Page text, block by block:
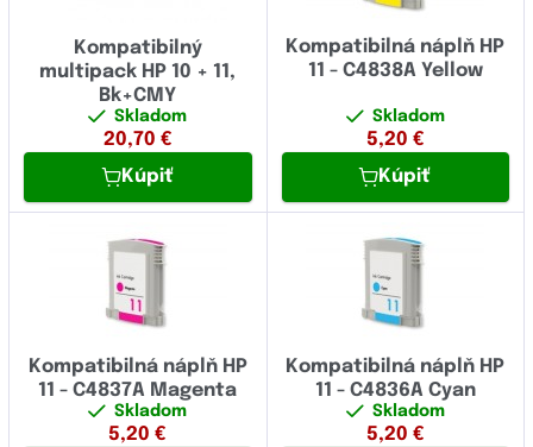
Kompatibilný
multipack HP 10 + 11,
Bk+CMY
Skladom
20,70 €
Kúpiť
Kompatibilná náplň HP
11 - C4838A Yellow
Skladom
5,20 €
Kúpiť
Kompatibilná náplň HP
11 - C4837A Magenta
Skladom
5,20 €
Kompatibilná náplň HP
11 - C4836A Cyan
Skladom
5,20 €